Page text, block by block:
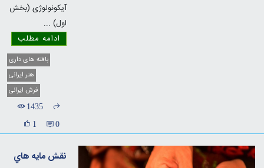
آیکونولوژی (بخش
اول)...
ادامه مطلب
بافته های داری
هنر ایرانی
فرش ایرانی
1435
نقش مايه هاي